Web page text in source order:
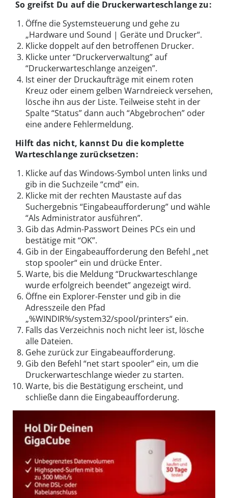
So greifst Du auf die Druckerwarteschlange zu:
Öffne die Systemsteuerung und gehe zu
„Hardware und Sound | Geräte und Drucker“.
Klicke doppelt auf den betroffenen Drucker.
Klicke unter “Druckerverwaltung” auf
“Druckerwarteschlange anzeigen”.
Ist einer der Druckaufträge mit einem roten
Kreuz oder einem gelben Warndreieck versehen,
lösche ihn aus der Liste. Teilweise steht in der
Spalte “Status” dann auch “Abgebrochen” oder
eine andere Fehlermeldung.
Hilft das nicht, kannst Du die komplette
Warteschlange zurücksetzen:
Klicke auf das Windows-Symbol unten links und
gib in die Suchzeile “cmd” ein.
Klicke mit der rechten Maustaste auf das
Suchergebnis “Eingabeaufforderung” und wähle
“Als Administrator ausführen”.
Gib das Admin-Passwort Deines PCs ein und
bestätige mit “OK”.
Gib in der Eingabeaufforderung den Befehl „net
stop spooler“ ein und drücke Enter.
Warte, bis die Meldung “Druckwarteschlange
wurde erfolgreich beendet” angezeigt wird.
Öffne ein Explorer-Fenster und gib in die
Adresszeile den Pfad
„%WINDIR%/system32/spool/printers“ ein.
Falls das Verzeichnis noch nicht leer ist, lösche
alle Dateien.
Gehe zurück zur Eingabeaufforderung.
Gib den Befehl “net start spooler” ein, um die
Druckerwarteschlange wieder zu starten.
Warte, bis die Bestätigung erscheint, und
schließe dann die Eingabeaufforderung.